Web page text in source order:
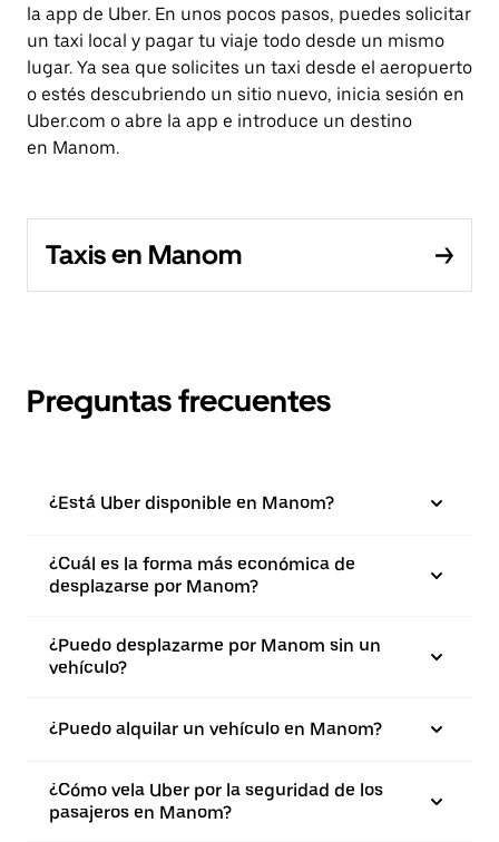
la app de Uber. En unos pocos pasos, puedes solicitar
un taxi local y pagar tu viaje todo desde un mismo
lugar. Ya sea que solicites un taxi desde el aeropuerto
o estés descubriendo un sitio nuevo, inicia sesión en
Uber.com o abre la app e introduce un destino
en Manom.
Taxis en Manom
Preguntas frecuentes
¿Está Uber disponible en Manom?
¿Cuál es la forma más económica de
desplazarse por Manom?
¿Puedo desplazarme por Manom sin un
vehículo?
¿Puedo alquilar un vehículo en Manom?
¿Cómo vela Uber por la seguridad de los
pasajeros en Manom?